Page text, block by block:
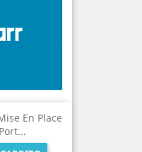
En Place